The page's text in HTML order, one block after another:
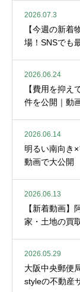
2026.07.3
【今週の新
場！SNSでも
2026.06.24
【費用を抑
件を公開｜動
2026.06.14
明るい南向き
動画で大公開
2026.06.13
【新着動画】
家・土地の買
2026.05.29
大阪中央郵便
styleの不動産